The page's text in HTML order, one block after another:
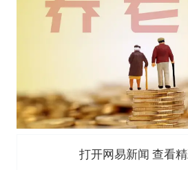
打开网易新闻 查看